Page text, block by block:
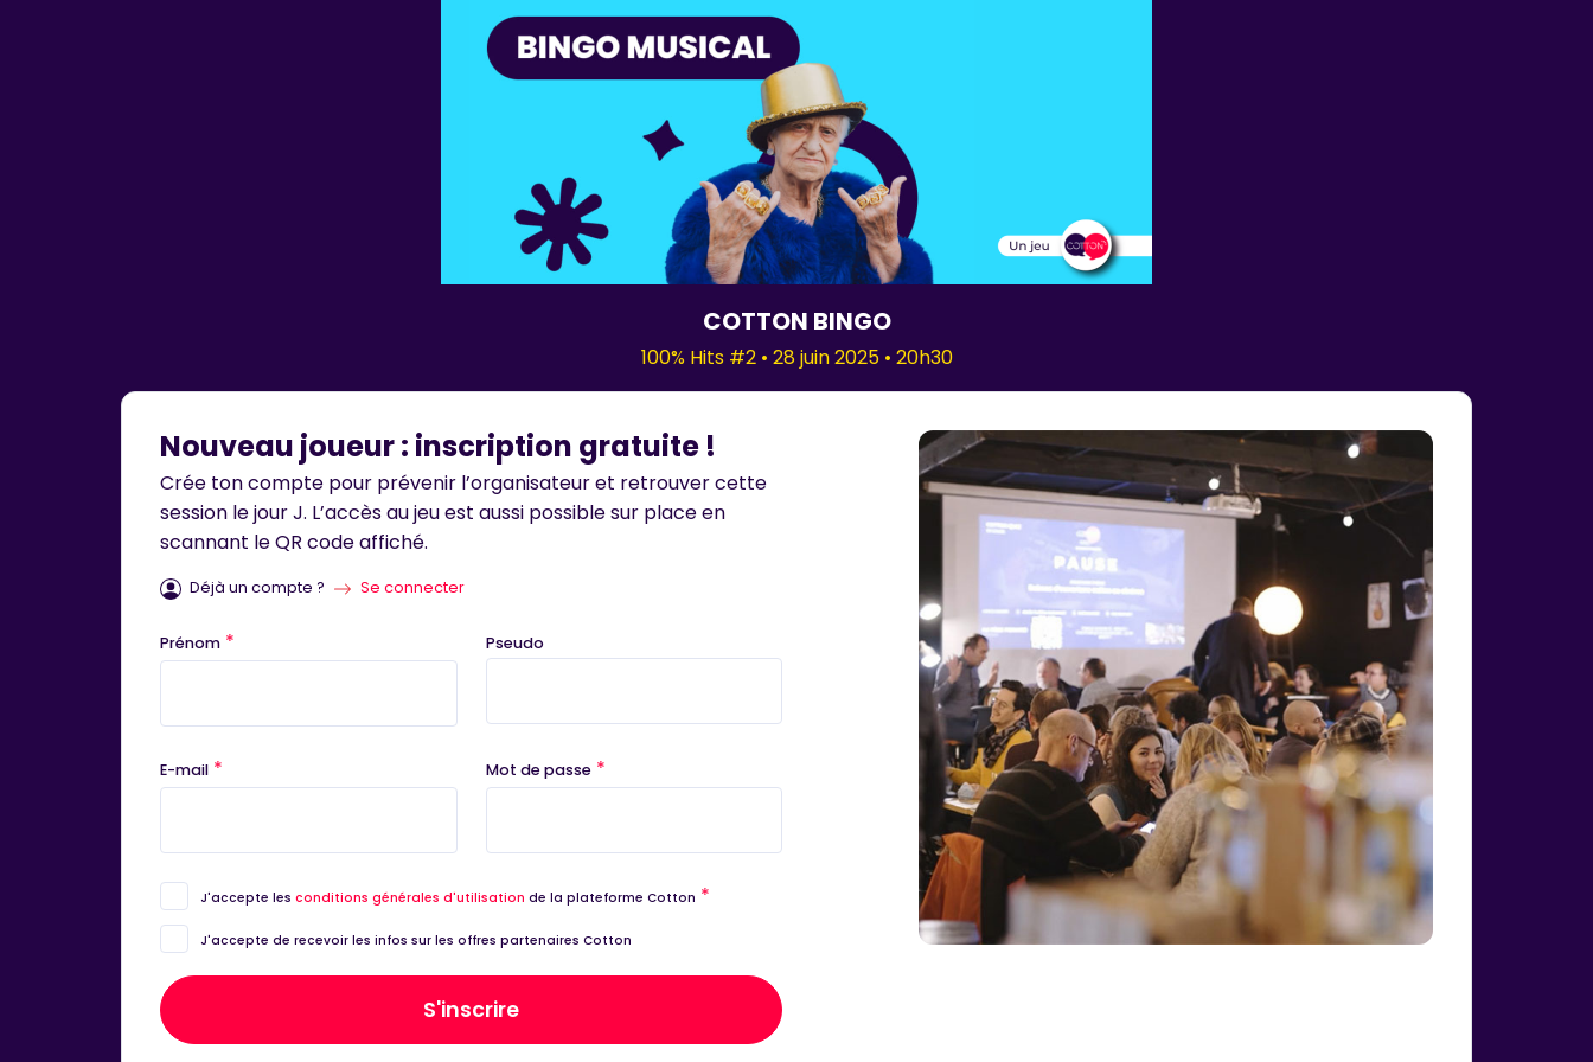
COTTON BINGO
100% Hits #2 • 28 juin 2025 • 20h30
Nouveau joueur : inscription gratuite !
Crée ton compte pour prévenir l’organisateur et retrouver cette
session le jour J. L’accès au jeu est aussi possible sur place en
scannant le QR code affiché.
Déjà un compte ? Se connecter
Prénom * Pseudo
E-mail * Mot de passe *
J'accepte les conditions générales d'utilisation de la plateforme Cotton *
J'accepte de recevoir les infos sur les offres partenaires Cotton
S'inscrire